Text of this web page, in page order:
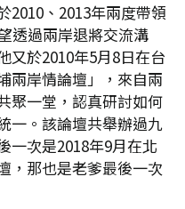
2010、2013年兩度帶領
透過兩岸退將交流溝
又於2010年5月8日在台
兩岸情論壇」，來自兩
聚一堂，認真研討如何
一。該論壇共舉辦過九
一次是2018年9月在北
，那也是老爹最後一次